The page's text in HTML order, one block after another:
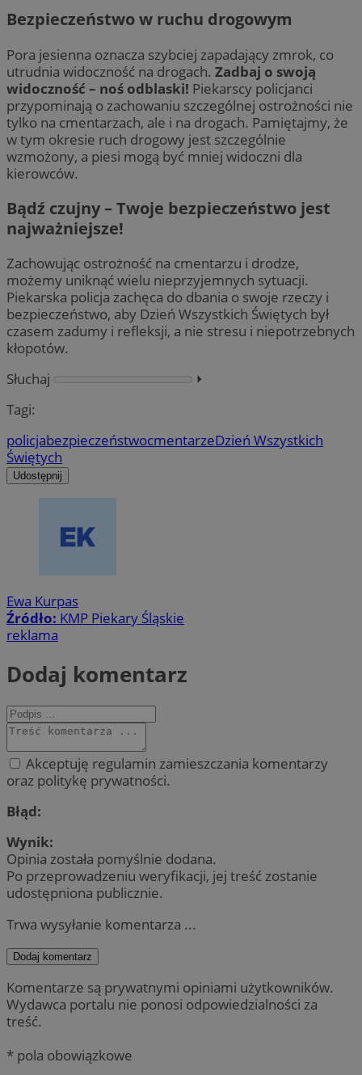
Bezpieczeństwo w ruchu drogowym
Pora jesienna oznacza szybciej zapadający zmrok, co
utrudnia widoczność na drogach. Zadbaj o swoją
widoczność – noś odblaski! Piekarscy policjanci
przypominają o zachowaniu szczególnej ostrożności nie
tylko na cmentarzach, ale i na drogach. Pamiętajmy, że
w tym okresie ruch drogowy jest szczególnie
wzmożony, a piesi mogą być mniej widoczni dla
kierowców.
Bądź czujny – Twoje bezpieczeństwo jest
najważniejsze!
Zachowując ostrożność na cmentarzu i drodze,
możemy uniknąć wielu nieprzyjemnych sytuacji.
Piekarska policja zachęca do dbania o swoje rzeczy i
bezpieczeństwo, aby Dzień Wszystkich Świętych był
czasem zadumy i refleksji, a nie stresu i niepotrzebnych
kłopotów.
Słuchaj
⏵︎
Tagi:
policjabezpieczeństwocmentarzeDzień Wszystkich
Świętych
Udostępnij
Ewa Kurpas
Źródło: KMP Piekary Śląskie
reklama
Dodaj komentarz
Akceptuję regulamin zamieszczania komentarzy
oraz politykę prywatności.
Błąd:
Wynik:
Opinia została pomyślnie dodana.
Po przeprowadzeniu weryfikacji, jej treść zostanie
udostępniona publicznie.
Trwa wysyłanie komentarza ...
Dodaj komentarz
Komentarze są prywatnymi opiniami użytkowników.
Wydawca portalu nie ponosi odpowiedzialności za
treść.
* pola obowiązkowe